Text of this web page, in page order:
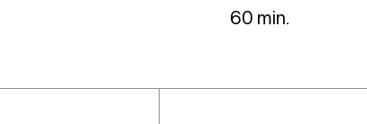
60 min.